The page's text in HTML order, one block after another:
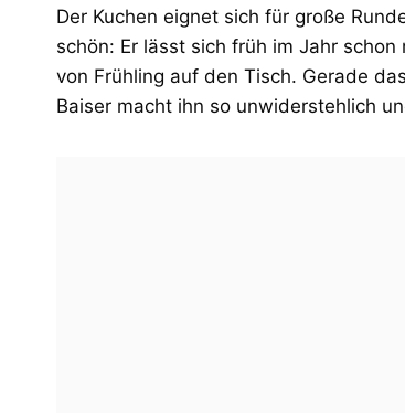
Der Kuchen eignet sich für große
schön: Er lässt sich früh im Jahr
von Frühling auf den Tisch. Gerade
Baiser macht ihn so unwiderstehlich